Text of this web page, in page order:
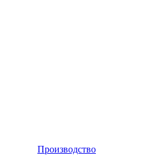
Производство